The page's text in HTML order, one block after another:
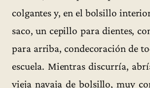
colgantes y, en el bolsillo
saco, un cepillo para dientes,
para arriba, condecoración de
escuela. Mientras discurría,
vieja navaja de bolsillo, muy